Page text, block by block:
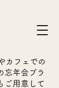
カフェでの
忘年会プラ
ご用意して